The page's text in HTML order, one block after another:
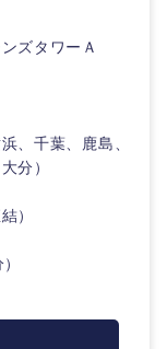
ズタワーＡ
、千葉、鹿島、
分）
）